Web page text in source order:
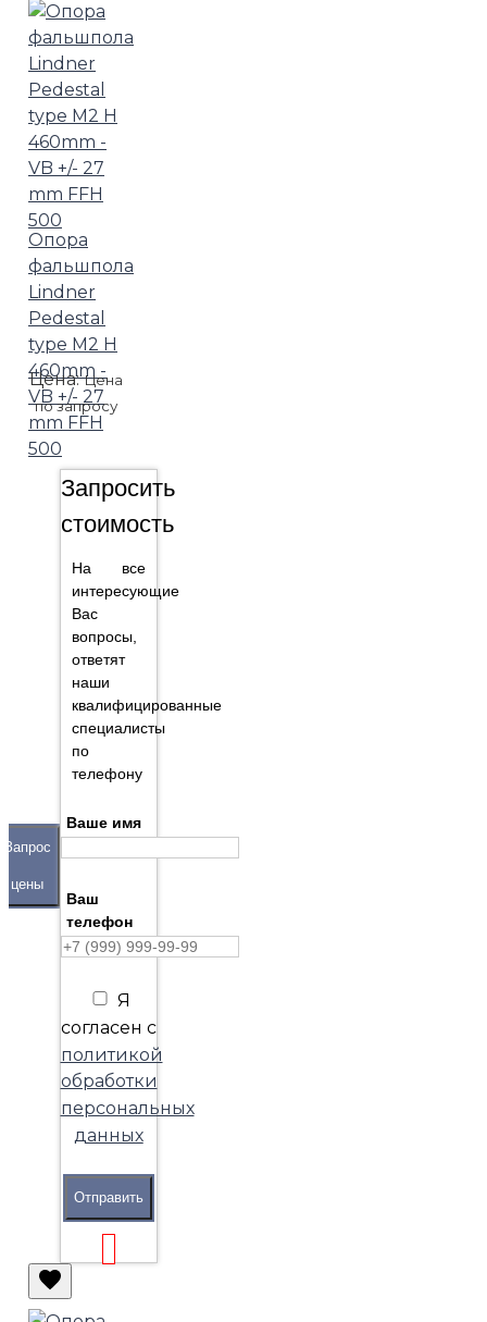
Опора
фальшпола
Lindner
Pedestal
type M2 H
460mm -
VB +/- 27
mm FFH
500
Цена:Цена
по запросу
Запрос
цены
Запросить
стоимость
На все
интересующие
Вас
вопросы,
ответят
наши
квалифицированные
специалисты
по
телефону
Ваше имя
Ваш
телефон
Я
согласен с
политикой
обработки
персональных
данных
Отправить